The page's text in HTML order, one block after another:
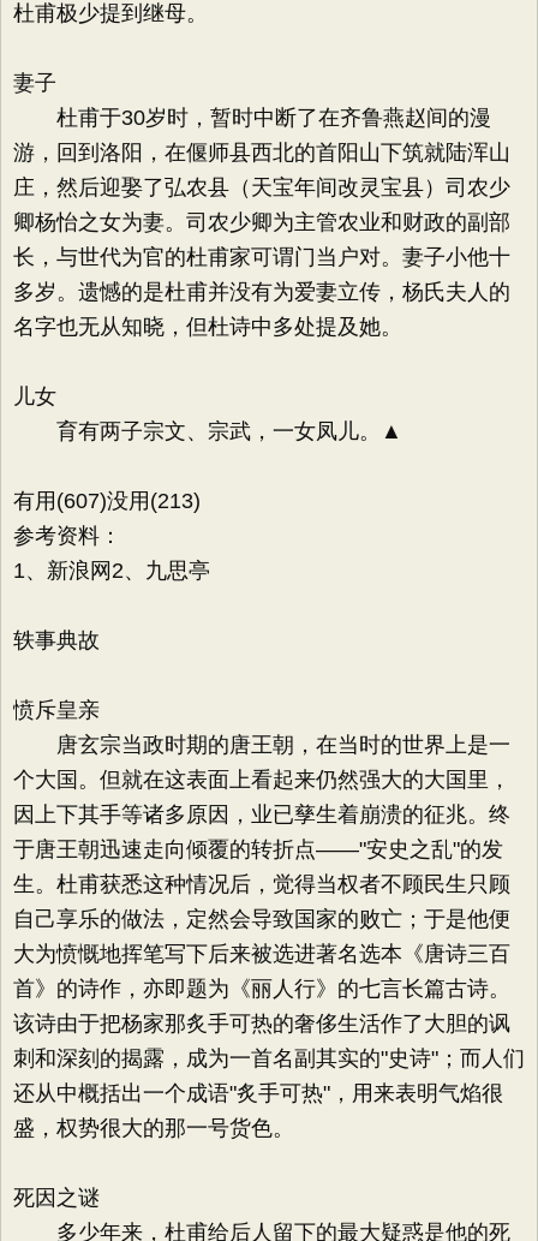
杜甫极少提到继母。
妻子
杜甫于30岁时，暂时中断了在齐鲁燕赵间的漫
游，回到洛阳，在偃师县西北的首阳山下筑就陆浑山
庄，然后迎娶了弘农县（天宝年间改灵宝县）司农少
卿杨怡之女为妻。司农少卿为主管农业和财政的副部
长，与世代为官的杜甫家可谓门当户对。妻子小他十
多岁。遗憾的是杜甫并没有为爱妻立传，杨氏夫人的
名字也无从知晓，但杜诗中多处提及她。
儿女
育有两子宗文、宗武，一女凤儿。▲
有用(607)没用(213)
参考资料：
1、新浪网2、九思亭
轶事典故
愤斥皇亲
唐玄宗当政时期的唐王朝，在当时的世界上是一
个大国。但就在这表面上看起来仍然强大的大国里，
因上下其手等诸多原因，业已孳生着崩溃的征兆。终
于唐王朝迅速走向倾覆的转折点——"安史之乱"的发
生。杜甫获悉这种情况后，觉得当权者不顾民生只顾
自己享乐的做法，定然会导致国家的败亡；于是他便
大为愤慨地挥笔写下后来被选进著名选本《唐诗三百
首》的诗作，亦即题为《丽人行》的七言长篇古诗。
该诗由于把杨家那炙手可热的奢侈生活作了大胆的讽
刺和深刻的揭露，成为一首名副其实的"史诗"；而人们
还从中概括出一个成语"炙手可热"，用来表明气焰很
盛，权势很大的那一号货色。
死因之谜
多少年来，杜甫给后人留下的最大疑惑是他的死